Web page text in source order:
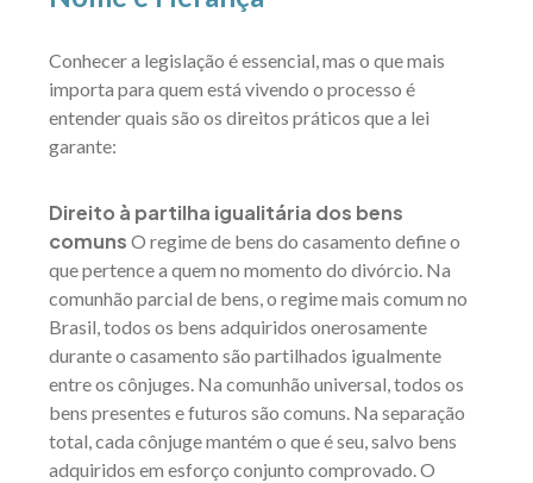
Conhecer a legislação é essencial, mas o que mais
importa para quem está vivendo o processo é
entender quais são os direitos práticos que a lei
garante:
Direito à partilha igualitária dos bens
comuns O regime de bens do casamento define o
que pertence a quem no momento do divórcio. Na
comunhão parcial de bens, o regime mais comum no
Brasil, todos os bens adquiridos onerosamente
durante o casamento são partilhados igualmente
entre os cônjuges. Na comunhão universal, todos os
bens presentes e futuros são comuns. Na separação
total, cada cônjuge mantém o que é seu, salvo bens
adquiridos em esforço conjunto comprovado. O